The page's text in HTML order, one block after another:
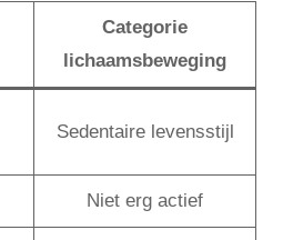
Categorie
lichaamsbeweging
Sedentaire levensstijl
Niet erg actief